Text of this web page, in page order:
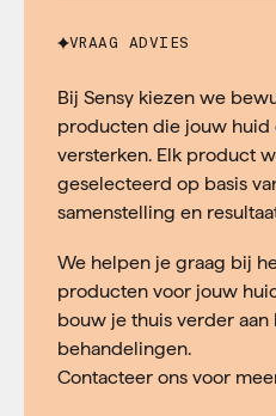
VRAAG ADVIES
Bij Sensy kiezen we
producten die jouw huid
versterken. Elk product
geselecteerd op basis
samenstelling en
We helpen je graag bij
producten voor jouw
bouw je thuis verder aan
behandelingen.
Contacteer ons voor